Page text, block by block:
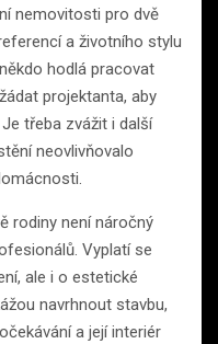
nemovitosti pro dvě
a životního stylu
hodlá pracovat
projektanta, aby
třeba zvážit i další
neovlivňovalo
rodiny není náročný
Vyplatí se
ale i o estetické
navrhnout stavbu,
a její interiér